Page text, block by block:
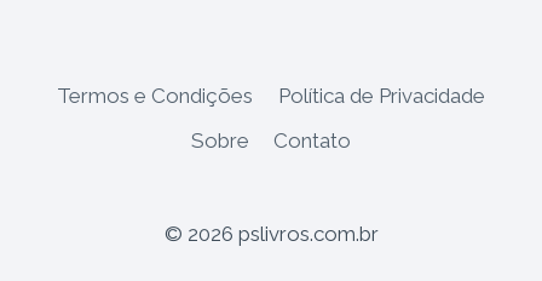
Termos e Condições
Política de Privacidade
Sobre
Contato
© 2026 pslivros.com.br